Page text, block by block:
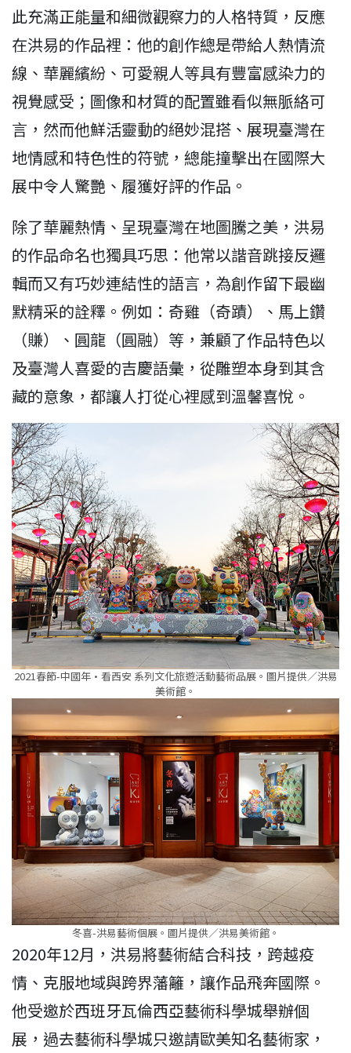
此充滿正能量和細微觀察力的人格特質，反應
在洪易的作品裡：他的創作總是帶給人熱情流
線、華麗繽紛、可愛親人等具有豐富感染力的
視覺感受；圖像和材質的配置雖看似無脈絡可
言，然而他鮮活靈動的絕妙混搭、展現臺灣在
地情感和特色性的符號，總能撞擊出在國際大
展中令人驚艷、履獲好評的作品。
除了華麗熱情、呈現臺灣在地圖騰之美，洪易
的作品命名也獨具巧思：他常以諧音跳接反邏
輯而又有巧妙連結性的語言，為創作留下最幽
默精采的詮釋。例如：奇雞（奇蹟）、馬上鑽
（賺）、圓龍（圓融）等，兼顧了作品特色以
及臺灣人喜愛的吉慶語彙，從雕塑本身到其含
藏的意象，都讓人打從心裡感到溫馨喜悅。
2021春節-中國年·看西安 系列文化旅遊活動藝術品展。圖片提供／洪易
美術館。
冬喜-洪易藝術個展。圖片提供／洪易美術館。
2020年12月，洪易將藝術結合科技，跨越疫
情、克服地域與跨界藩籬，讓作品飛奔國際。
他受邀於西班牙瓦倫西亞藝術科學城舉辦個
展，過去藝術科學城只邀請歐美知名藝術家，